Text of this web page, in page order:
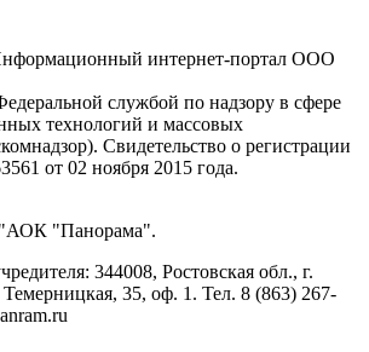
интернет-портал ООО
службой по надзору в сфере
технологий и массовых
Cвидетельство о регистрации
от 02 ноября 2015 года.
"Панорама".
344008, Ростовская обл., г.
35, оф. 1. Тел. 8 (863) 267-